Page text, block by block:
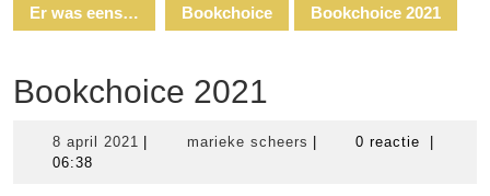
Er was eens… Bookchoice Bookchoice 2021
Bookchoice 2021
8 april 2021 8
marieke scheers marieke0 reactie
06:38